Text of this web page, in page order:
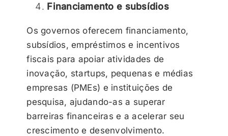
Financiamento e subsídios
Os governos oferecem financiamento,
subsídios, empréstimos e incentivos
fiscais para apoiar atividades de
inovação, startups, pequenas e médias
empresas (PMEs) e instituições de
pesquisa, ajudando-as a superar
barreiras financeiras e a acelerar seu
crescimento e desenvolvimento.